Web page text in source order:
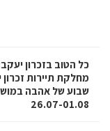
כל הטוב בזכרון
מחלקת תיירות
שבוע של אהבה
26.07-01.08